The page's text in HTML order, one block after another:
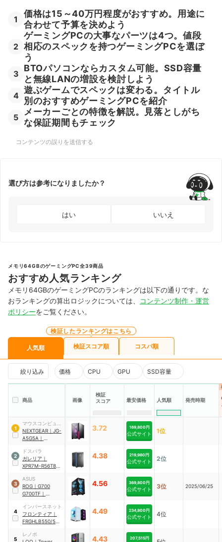
1
価格は15～40万円程度がおすすめ。用途に
合わせて予算を決めよう
2
ゲーミングPCの大事なパーツは4つ。値段
相応のスペックを持つゲーミングPCを選ぼ
う
3
BTOパソコンならカスタム可能。SSD容量
と無線LANの増設を検討しよう
4
遊ぶゲームでスペックは変わる。タイトル
別のおすすめゲーミングPCを紹介
5
メーカーごとの特徴を解説。見落としがち
な保証期間もチェック
コンテンツの誤りを送信する
選び方は参考になりましたか？
はい いいえ
メモリ64GBのゲーミングPC全39商品
おすすめ人気ランキング
メモリ64GBのゲーミングPCのランキングは以下の通りです。な
おランキングの算出ロジックについては、
コンテンツ制作・運営
ポリシーをご覧ください。
人気順
検証したランキングはこちら
検証スコア順 コスパ順
絞り込み 価格 CPU GPU SSD容量
商品 画像
検証
スコア
最安価格 人気順 発売時期
1
マウスコンピュー
ター
NEXTGEAR ｜ JG-
A5G5A ｜
W101DEC
3.72 169,800円
公式サイト 1位
2
ドスパラ
ガレリア ｜
XPR7M-R56T8G-
4.38 219,980円
公式サイト 2位
3
ASUS
ROG ｜ G700
G700TF ｜
7265KF168W
4.56 369,800円
公式サイト 3位 2025/06/25
4
インバースネット
フロンティア ｜
FRGHLB550/506
4.49 234,800円
公式サイト 4位
5
レノボ
4.43 207,515円